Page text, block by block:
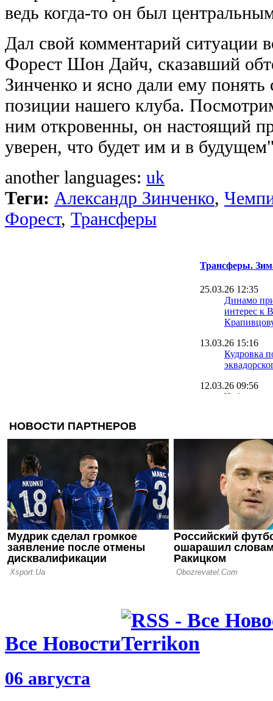
ведь когда-то он был
Дал свой комментарий ситуации
Форест Шон Дайч, сказавший
Зинченко и ясно дали ему
позиции нашего клуба.
ним откровенны, он настоящий
уверен, что будет им и в
another languages: uk
Теги: Александр Зинченко,
Форест, Трансферы
Трансферы.
25.03.26 12:35
Динамо
интерес к
13.03.26 15:16
Кудровка
12.03.26 09:56
Чоботенко
Зимнее
закрыто,
дорогая
11.03.26 11:25
Источник:
аренду
Все Новости
06 августа